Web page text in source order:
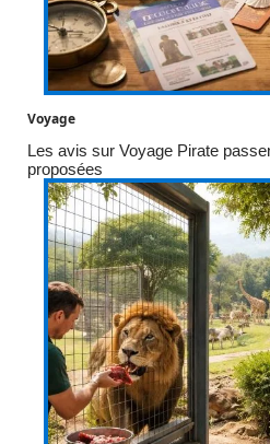
Voyage
Les avis sur Voyage Pirate
proposées